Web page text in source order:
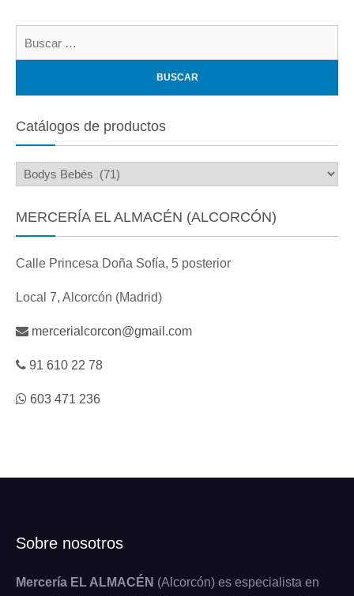
Catálogos de productos
MERCERÍA EL ALMACÉN (ALCORCÓN)
Calle Princesa Doña Sofía, 5 posterior
Local 7, Alcorcón (Madrid)
mercerialcorcon@gmail.com
91 610 22 78
603 471 236
Sobre nosotros
Mercería EL ALMACÉN (Alcorcón) es especialista en